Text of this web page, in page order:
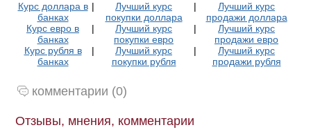
Курс доллара в
банках
|
Лучший курс
покупки доллара
|
Лучший курс
продажи доллара
Курс евро в
банках
|
Лучший курс
покупки евро
|
Лучший курс
продажи евро
Курс рубля в
банках
|
Лучший курс
покупки рубля
|
Лучший курс
продажи рубля
комментарии (0)
Отзывы, мнения, комментарии